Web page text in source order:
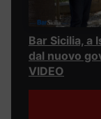
Bar Sicilia, a
dal nuovo
VIDEO